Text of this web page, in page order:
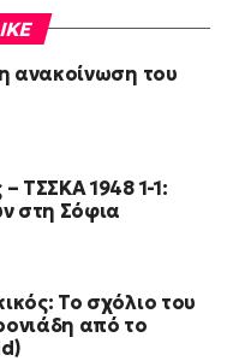
ανακοίνωση του
ΤΣΣΚΑ 1948 1-1:
στη Σόφια
Το σχόλιο του
από το